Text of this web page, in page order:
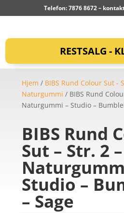
Telefon: 7876 8672 –
RESTSALG -
Hjem / BIBS Rund Colour Sut -
Naturgummi / BIBS Rund
Naturgummi – Studio –
BIBS Rund
Sut – Str. 2 –
Studio –
– Sage